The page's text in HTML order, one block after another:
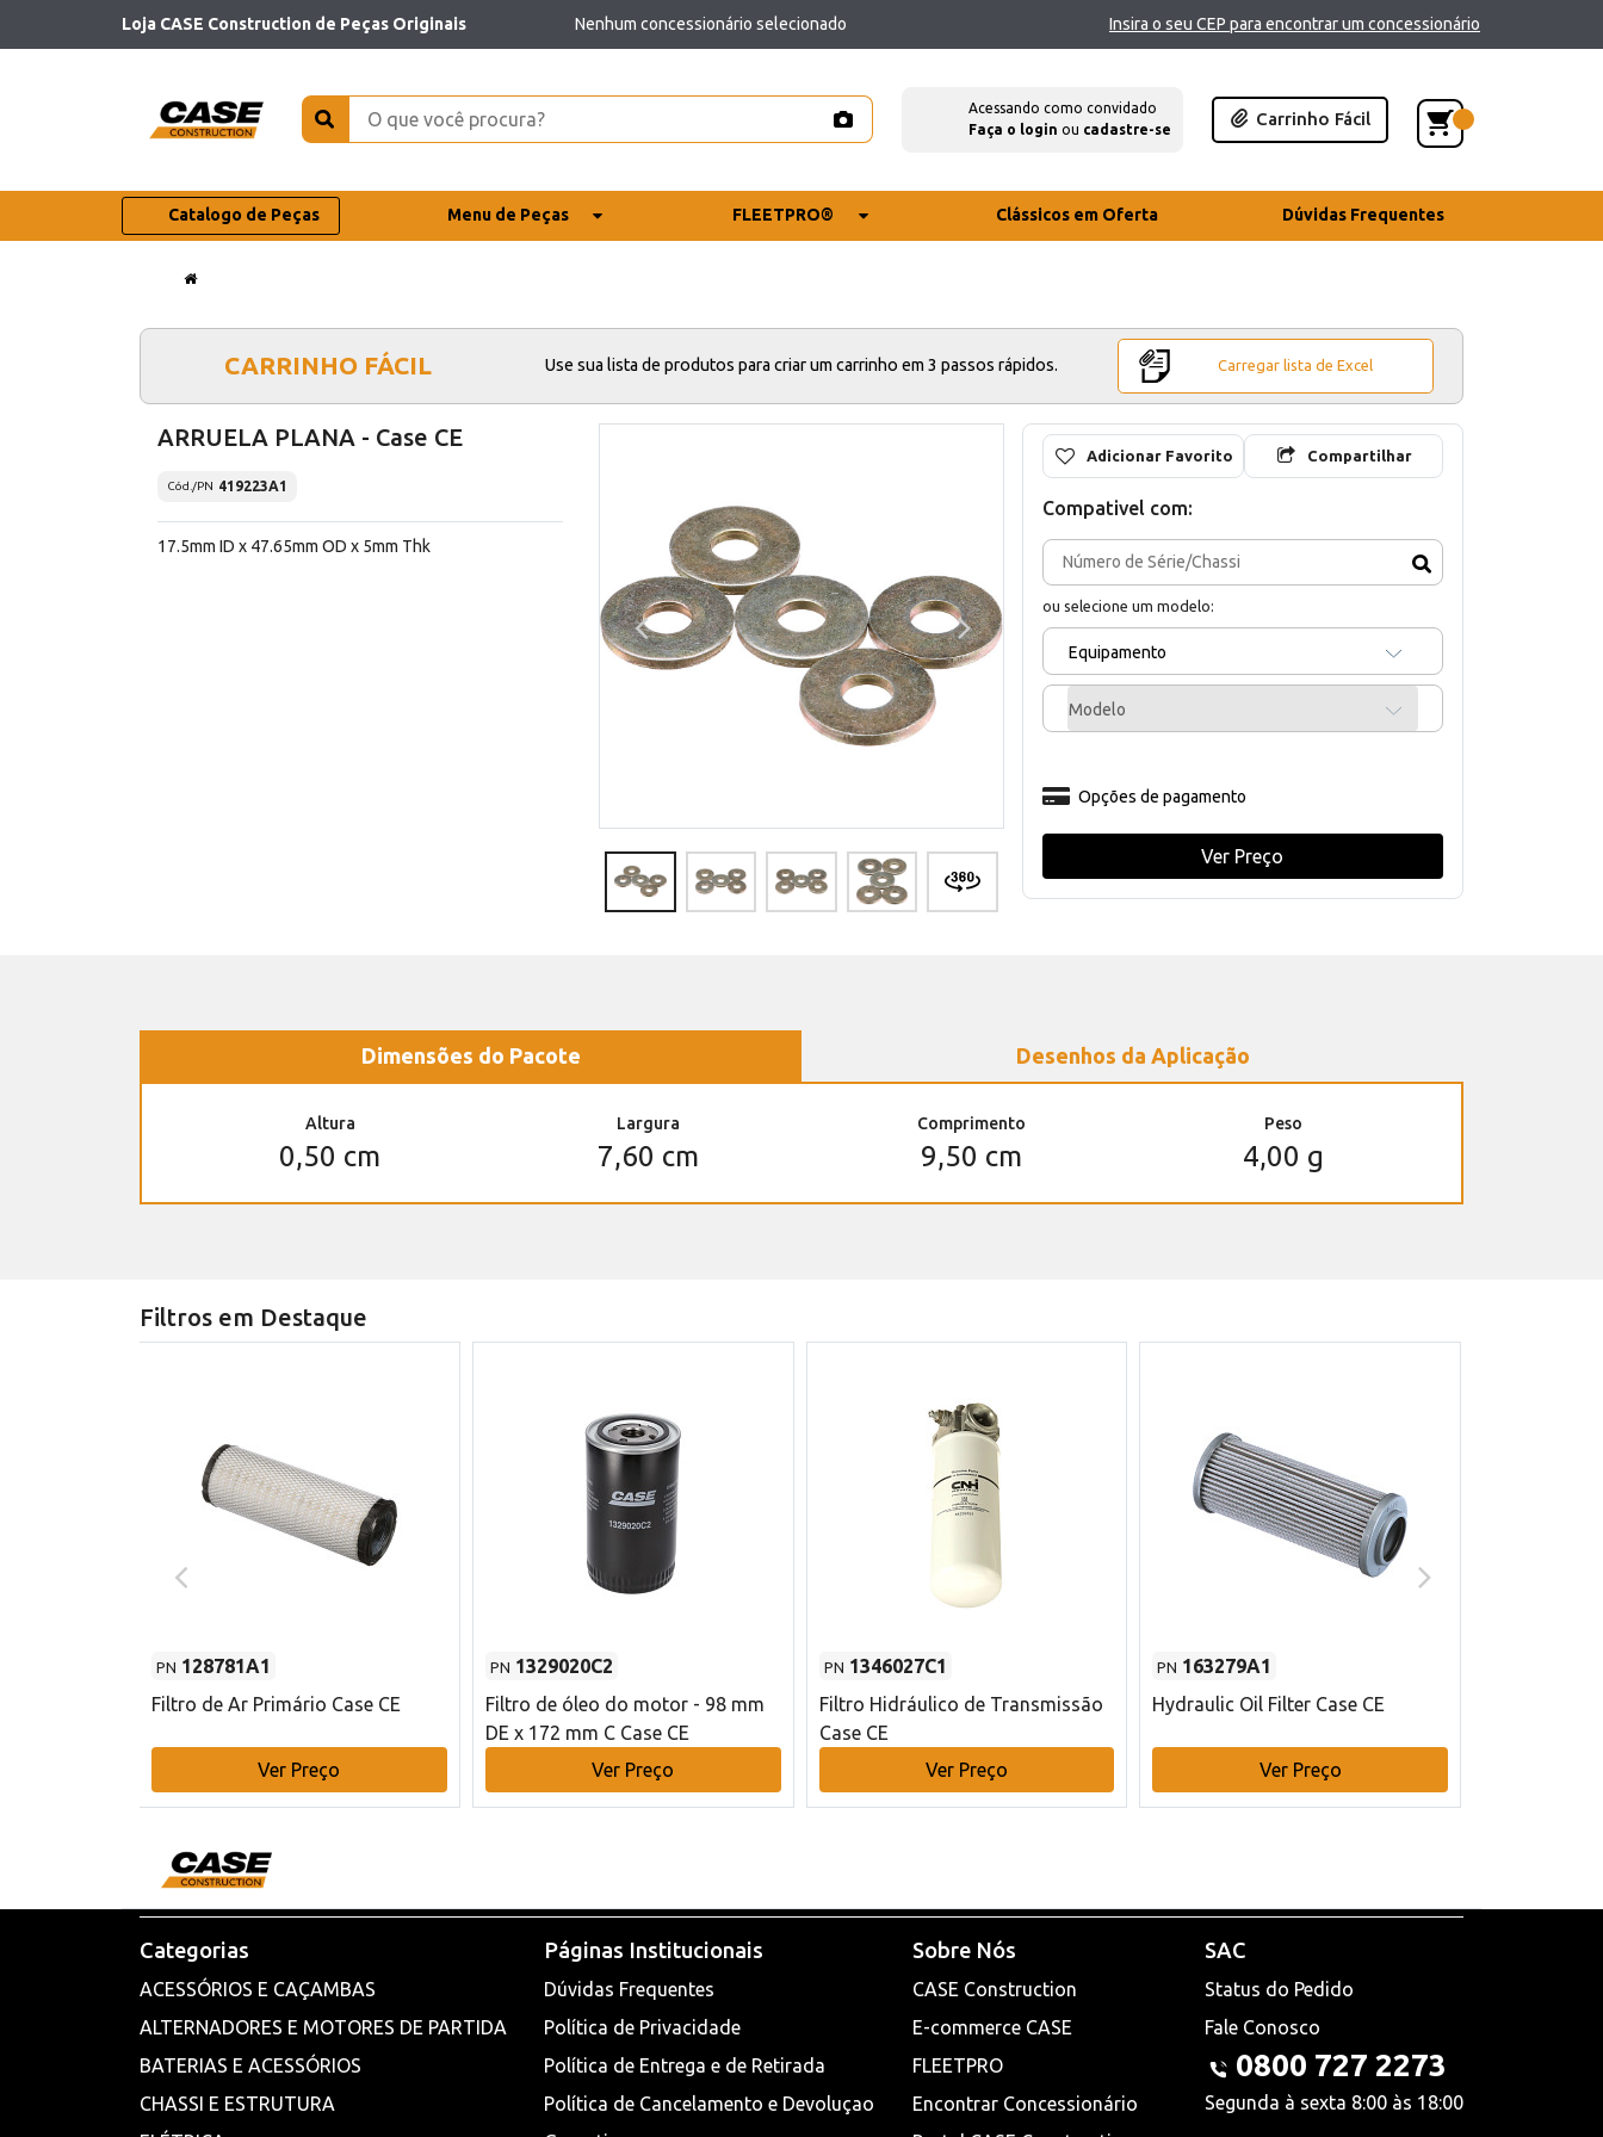
Loja CASE Construction de Peças Originais Nenhum concessionário selecionado Insira o seu CEP para encontrar um concessionário
Acessando como convidado
Faça o login ou cadastre-se
Carrinho Fácil
Catalogo de Peças Menu de Peças FLEETPRO® Clássicos em Oferta Dúvidas Frequentes
CARRINHO FÁCIL Use sua lista de produtos para criar um carrinho em 3 passos rápidos. Carregar lista de Excel
ARRUELA PLANA - Case CE
Cód./PN 419223A1
17.5mm ID x 47.65mm OD x 5mm Thk
Adicionar Favorito Compartilhar
Compativel com:
ou selecione um modelo:
Equipamento
Modelo
Opções de pagamento
Ver Preço
Dimensões do Pacote Desenhos da Aplicação
Altura
0,50 cm
Largura
7,60 cm
Comprimento
9,50 cm
Peso
4,00 g
Filtros em Destaque
PN 128781A1
Filtro de Ar Primário Case CE
Ver Preço
PN 1329020C2
Filtro de óleo do motor - 98 mm
DE x 172 mm C Case CE
Ver Preço
PN 1346027C1
Filtro Hidráulico de Transmissão
Case CE
Ver Preço
PN 163279A1
Hydraulic Oil Filter Case CE
Ver Preço
Categorias
ACESSÓRIOS E CAÇAMBAS
ALTERNADORES E MOTORES DE PARTIDA
BATERIAS E ACESSÓRIOS
CHASSI E ESTRUTURA
Páginas Institucionais
Dúvidas Frequentes
Política de Privacidade
Política de Entrega e de Retirada
Política de Cancelamento e Devoluçao
Sobre Nós
CASE Construction
E-commerce CASE
FLEETPRO
Encontrar Concessionário
SAC
Status do Pedido
Fale Conosco
0800 727 2273
Segunda à sexta 8:00 às 18:00